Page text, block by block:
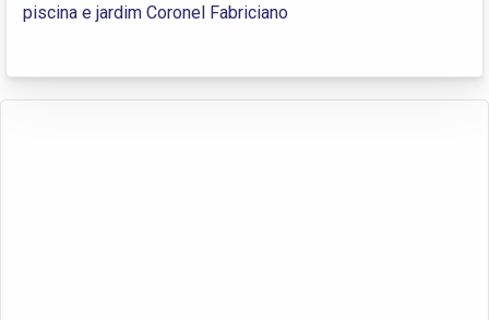
piscina e jardim Coronel Fabriciano